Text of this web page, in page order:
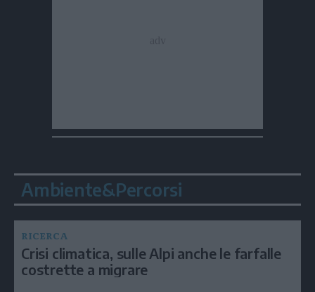
Ambiente&Percorsi
RICERCA
Crisi climatica, sulle Alpi anche le farfalle
costrette a migrare